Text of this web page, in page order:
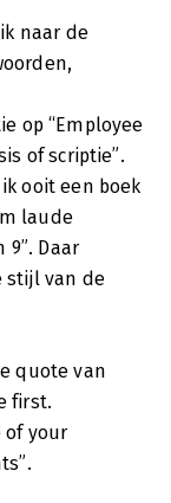
naar de
op “Employee
of scriptie”.
ooit een boek
laude
Daar
stijl van de
quote van
first.
of your